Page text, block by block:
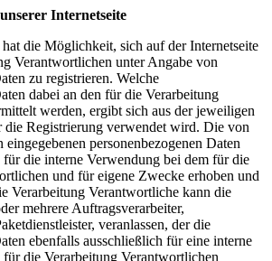
Internetseite
die Möglichkeit, sich auf der Internetseite
Verantwortlichen unter Angabe von
zu registrieren. Welche
dabei an den für die Verarbeitung
werden, ergibt sich aus der jeweiligen
die Registrierung verwendet wird. Die von
eingegebenen personenbezogenen Daten
die interne Verwendung bei dem für die
und für eigene Zwecke erhoben und
Verarbeitung Verantwortliche kann die
mehrere Auftragsverarbeiter,
veranlassen, der die
ebenfalls ausschließlich für eine interne
die Verarbeitung Verantwortlichen